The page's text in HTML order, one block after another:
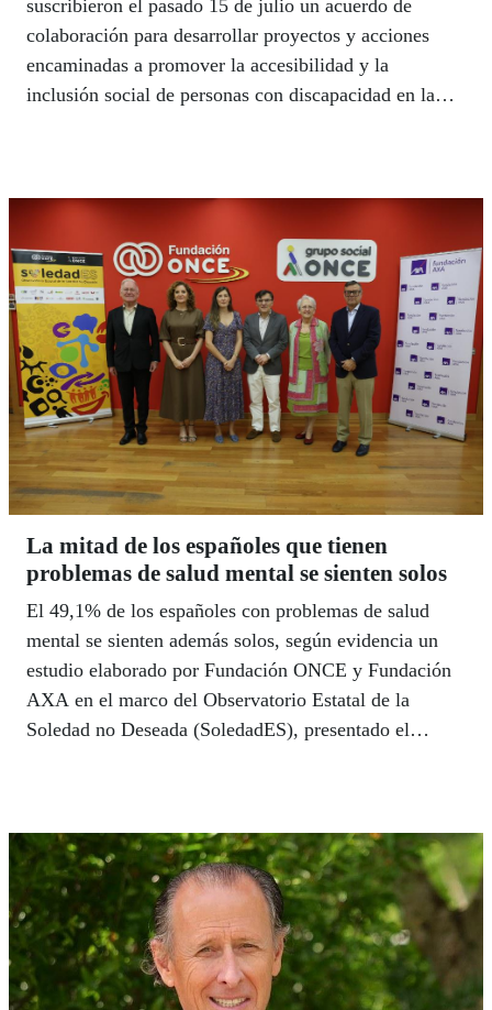
suscribieron el pasado 15 de julio un acuerdo de
colaboración para desarrollar proyectos y acciones
encaminadas a promover la accesibilidad y la
inclusión social de personas con discapacidad en la
visitar gratis esta maravilla de la arquitectura, el arte y
la tolerancia que visitan al dos más de dos millones de
personas.
La mitad de los españoles que tienen
problemas de salud mental se sienten solos
El 49,1% de los españoles con problemas de salud
mental se sienten además solos, según evidencia un
estudio elaborado por Fundación ONCE y Fundación
AXA en el marco del Observatorio Estatal de la
Soledad no Deseada (SoledadES), presentado el
fenómenos están muy relacionados y que mientras el
primero se mantiene estable (aunque con matices)
desde 2024, el segundo ha aumentado casi seis puntos
en los últimos dos años.